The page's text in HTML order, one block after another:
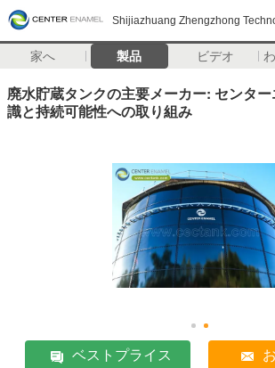
Shijiazhuang Zhengzhong
家へ 製品 ビデオ
廃水貯蔵タンクの主要メーカー: センタ
識と持続可能性への取り組み
ベストプライス